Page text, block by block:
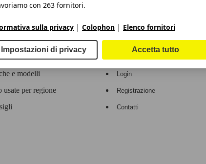
e modelli
usate per regione
Area rivenditori
Login
Registrazione
Contatti
con 263 fornitori.
sulla privacy | Colophon | Elenco fornitori
Impostazioni di privacy Accetta tutto